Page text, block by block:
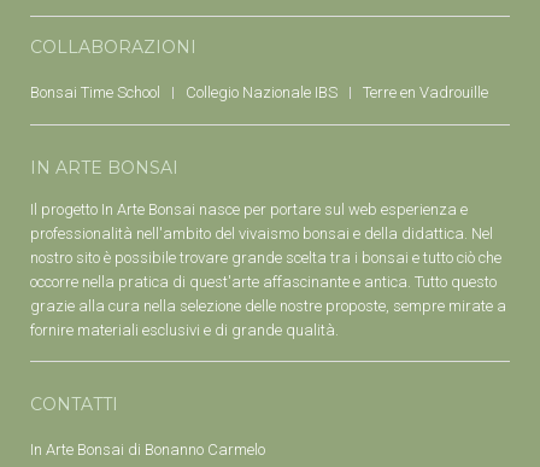
COLLABORAZIONI
Bonsai Time School Collegio Nazionale IBS Terre en Vadrouille
IN ARTE BONSAI
Il progetto In Arte Bonsai nasce per portare sul web esperienza e
professionalità nell'ambito del vivaismo bonsai e della didattica. Nel
nostro sito è possibile trovare grande scelta tra i bonsai e tutto ciò che
occorre nella pratica di quest'arte affascinante e antica. Tutto questo
grazie alla cura nella selezione delle nostre proposte, sempre mirate a
fornire materiali esclusivi e di grande qualità.
CONTATTI
In Arte Bonsai di Bonanno Carmelo